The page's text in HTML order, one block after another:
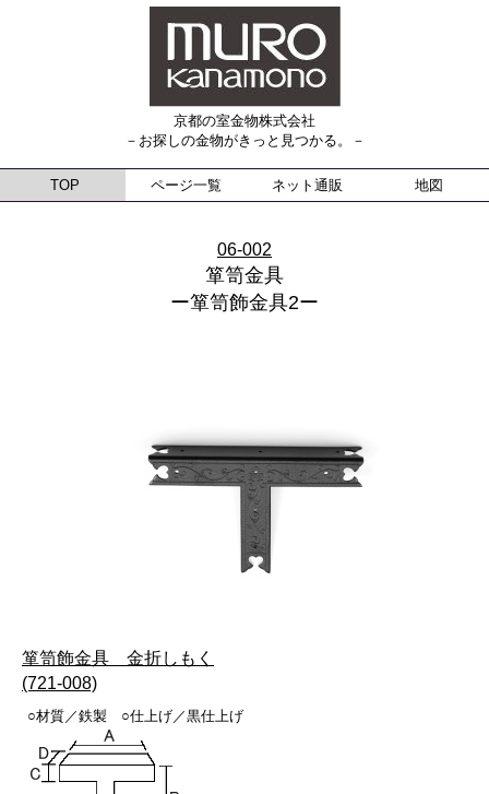
京都の室金物株式会社
－お探しの金物がきっと見つかる。－
TOP ページ一覧 ネット通販 地図
06-002
箪笥金具
ー箪笥飾金具2ー
箪笥飾金具 金折しもく
(721-008)
○材質／鉄製 ○仕上げ／黒仕上げ